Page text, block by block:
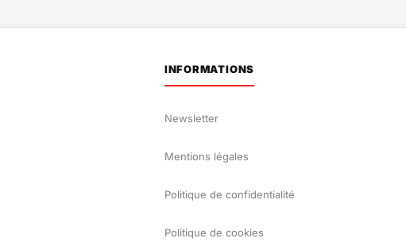
INFORMATIONS
Newsletter
Mentions légales
Politique de confidentialité
Politique de cookies